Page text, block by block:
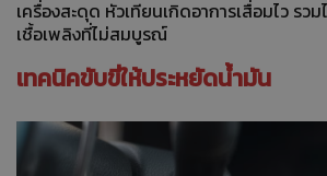
เครื่องสะดุด หัวเทียนเกิดอาการเสื่อมไว รวม
เชื้อเพลิงที่ไม่สมบูรณ์
เทคนิคขับขี่ให้ประหยัดน้ำมัน